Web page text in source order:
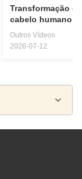
Transformação
cabelo humano
20 polegadas
Outros Vídeos
2026-07-12